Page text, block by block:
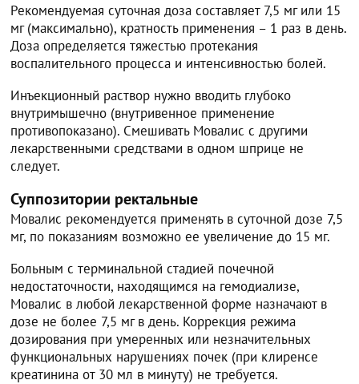
Рекомендуемая суточная доза составляет 7,5 мг или 15
мг (максимально), кратность применения – 1 раз в день.
Доза определяется тяжестью протекания
воспалительного процесса и интенсивностью болей.
Инъекционный раствор нужно вводить глубоко
внутримышечно (внутривенное применение
противопоказано). Смешивать Мовалис с другими
лекарственными средствами в одном шприце не
следует.
Суппозитории ректальные
Мовалис рекомендуется применять в суточной дозе 7,5
мг, по показаниям возможно ее увеличение до 15 мг.
Больным с терминальной стадией почечной
недостаточности, находящимся на гемодиализе,
Мовалис в любой лекарственной форме назначают в
дозе не более 7,5 мг в день. Коррекция режима
дозирования при умеренных или незначительных
функциональных нарушениях почек (при клиренсе
креатинина от 30 мл в минуту) не требуется.